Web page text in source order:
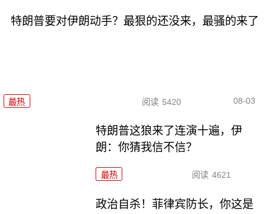
特朗普要对伊朗动手？最狠的还没来，最骚的来了
最热 阅读 5420 08-03
特朗普这狼来了连演十遍，伊
朗：你猜我信不信？
最热 阅读 4621
政治自杀！菲律宾防长，你这是